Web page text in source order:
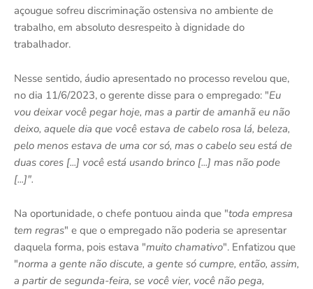
açougue sofreu discriminação ostensiva no ambiente de
trabalho, em absoluto desrespeito à dignidade do
trabalhador.
Nesse sentido, áudio apresentado no processo revelou que,
no dia 11/6/2023, o gerente disse para o empregado: "Eu
vou deixar você pegar hoje, mas a partir de amanhã eu não
deixo, aquele dia que você estava de cabelo rosa lá, beleza,
pelo menos estava de uma cor só, mas o cabelo seu está de
duas cores [...] você está usando brinco [...] mas não pode
[...]".
Na oportunidade, o chefe pontuou ainda que "toda empresa
tem regras" e que o empregado não poderia se apresentar
daquela forma, pois estava "muito chamativo". Enfatizou que
"norma a gente não discute, a gente só cumpre, então, assim,
a partir de segunda-feira, se você vier, você não pega,